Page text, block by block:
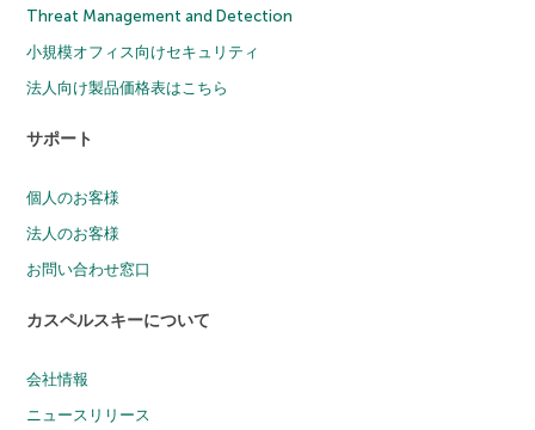
Threat Management and Detection
小規模オフィス向けセキュリティ
法人向け製品価格表はこちら
サポート
個人のお客様
法人のお客様
お問い合わせ窓口
カスペルスキーについて
会社情報
ニュースリリース